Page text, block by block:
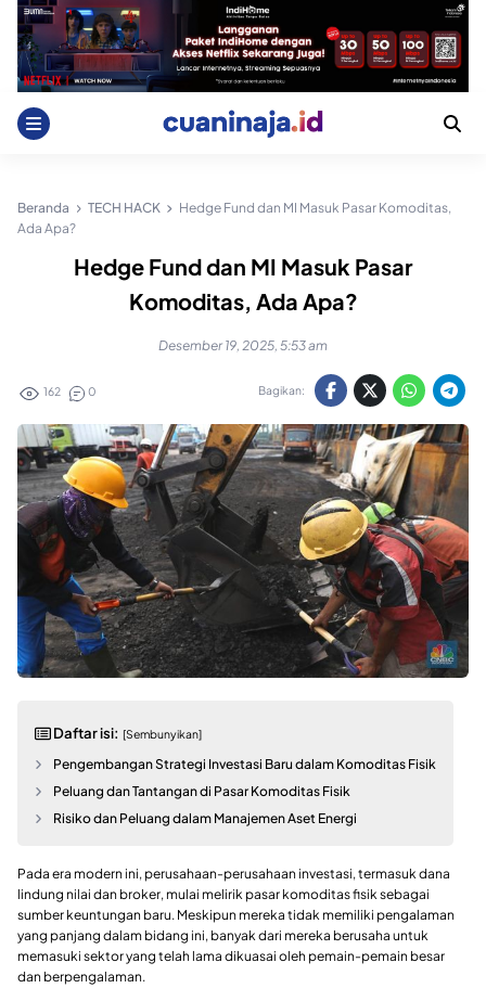
Skip
content
Beranda TECH HACK
Hedge Fund dan MI Masuk Pasar Komoditas,
Ada Apa?
Hedge Fund dan MI Masuk Pasar
Komoditas, Ada Apa?
Desember 19, 2025, 5:53 am
162 0 Bagikan:
Daftar isi: [Sembunyikan]
Pengembangan Strategi Investasi Baru dalam Komoditas Fisik
Peluang dan Tantangan di Pasar Komoditas Fisik
Risiko dan Peluang dalam Manajemen Aset Energi
Pada era modern ini, perusahaan-perusahaan investasi, termasuk dana
lindung nilai dan broker, mulai melirik pasar komoditas fisik sebagai
sumber keuntungan baru. Meskipun mereka tidak memiliki pengalaman
yang panjang dalam bidang ini, banyak dari mereka berusaha untuk
memasuki sektor yang telah lama dikuasai oleh pemain-pemain besar
dan berpengalaman.